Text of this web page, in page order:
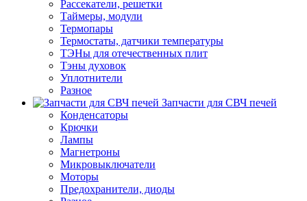
Рассекатели, решетки
Таймеры, модули
Термопары
Термостаты, датчики температуры
ТЭНы для отечественных плит
Тэны духовок
Уплотнители
Разное
Запчасти для СВЧ печей
Конденсаторы
Крючки
Лампы
Магнетроны
Микровыключатели
Моторы
Предохранители, диоды